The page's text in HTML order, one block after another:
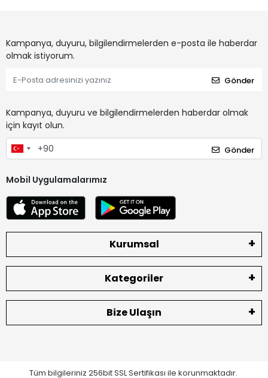
Kampanya, duyuru, bilgilendirmelerden e-posta ile haberdar
olmak istiyorum.
Gönder
Kampanya, duyuru ve bilgilendirmelerden haberdar olmak
için kayıt olun.
Gönder
Mobil Uygulamalarımız
Kurumsal
Kategoriler
Bize Ulaşın
Tüm bilgileriniz 256bit SSL Sertifikası ile korunmaktadır.